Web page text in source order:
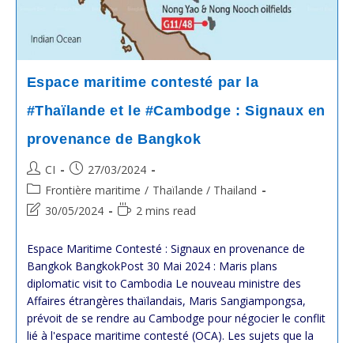
Espace maritime contesté par la
#Thaïlande et le #Cambodge : Signaux en
provenance de Bangkok
Post
author:
CI
Post
published:
27/03/2024
Post
category:
Frontière maritime / Thaïlande / Thailand
Post
modified:
30/05/2024
Reading2 mins read
Espace Maritime Contesté : Signaux en provenance de
Bangkok BangkokPost 30 Mai 2024 : Maris plans
diplomatic visit to Cambodia Le nouveau ministre des
Affaires étrangères thaïlandais, Maris Sangiampongsa,
prévoit de se rendre au Cambodge pour négocier le conflit
lié à l'espace maritime contesté (OCA). Les sujets que la